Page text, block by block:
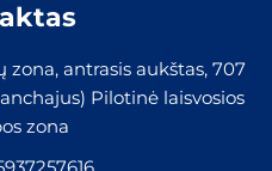
zona, antrasis aukštas, 707
Pilotinė laisvosios
zona